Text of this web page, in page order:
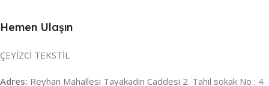
Hemen Ulaşın
ÇEYİZCİ TEKSTİL
Adres: Reyhan Mahallesi Tayakadın Caddesi 2. Tahıl sokak No : 4